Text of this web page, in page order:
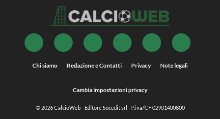
Chi siamo Redazione e Contatti Privacy Note legali
Cambia impostazioni privacy
© 2026CalcioWeb- Editore Socedit srl - P.iva/CF 02901400800